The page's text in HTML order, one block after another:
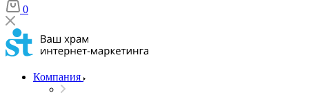
0
Компания